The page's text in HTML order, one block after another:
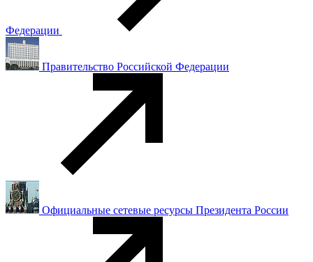
Федерации
Правительство Российской Федерации
Официальные сетевые ресурсы Президента России